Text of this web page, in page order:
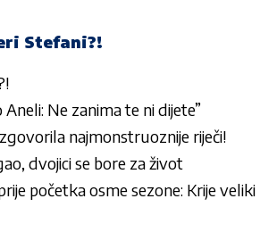
Stefani?!
Ne zanima te ni dijete”
najmonstruoznije riječi!
dvojici se bore za život
početka osme sezone: Krije veliki